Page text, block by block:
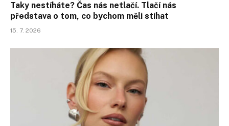
Taky nestíháte? Čas nás netlačí. Tlačí nás
představa o tom, co bychom měli stíhat
15. 7. 2026